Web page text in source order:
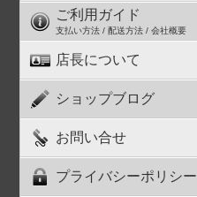
ご利用ガイド
支払い方法 / 配送方法 / 会社概要
店長について
ショップブログ
お問い合せ
プライバシーポリシー